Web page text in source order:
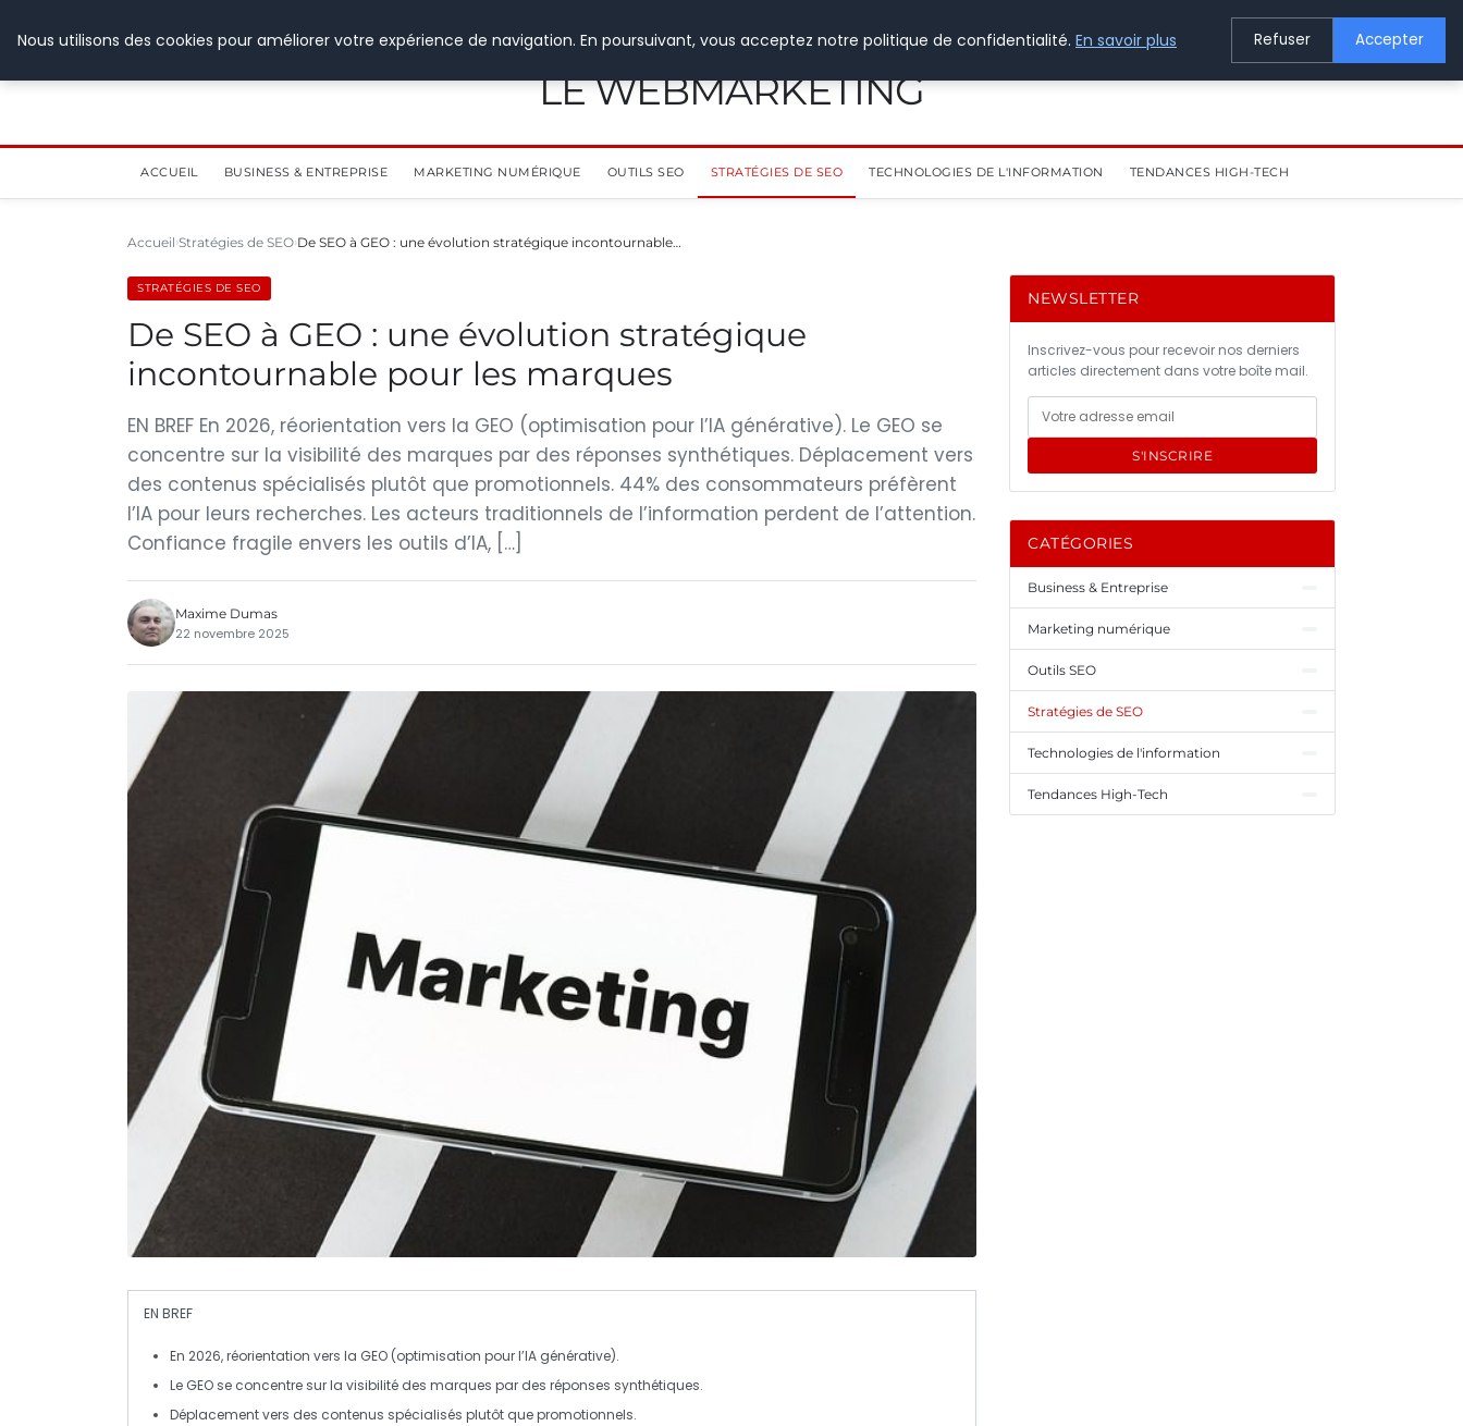
LE WEBMARKETING
ACCUEIL BUSINESS & ENTREPRISE MARKETING NUMÉRIQUE OUTILS SEO STRATÉGIES DE SEO TECHNOLOGIES DE L'INFORMATION TENDANCES HIGH-TECH
Accueil Stratégies de SEO De SEO à GEO : une évolution stratégique incontournable…
STRATÉGIES DE SEO
De SEO à GEO : une évolution stratégique
incontournable pour les marques
EN BREF En 2026, réorientation vers la GEO (optimisation pour l’IA générative). Le GEO se
concentre sur la visibilité des marques par des réponses synthétiques. Déplacement vers
des contenus spécialisés plutôt que promotionnels. 44% des consommateurs préfèrent
l’IA pour leurs recherches. Les acteurs traditionnels de l’information perdent de l’attention.
Confiance fragile envers les outils d’IA, […]
Maxime Dumas
22 novembre 2025
EN BREF
En 2026,réorientation vers la GEO (optimisation pour l’IA générative).
Le GEO se concentre sur la visibilité des marques par des réponses synthétiques.
Déplacement vers des contenus spécialisés plutôt quepromotionnels.
NEWSLETTER
Inscrivez-vous pour recevoir nos derniers
articles directement dans votre boîte mail.
S'INSCRIRE
CATÉGORIES
Business & Entreprise
Marketing numérique
Outils SEO
Stratégies de SEO
Technologies de l'information
Tendances High-Tech
Nous utilisons des cookies pour améliorer votre expérience de navigation. En poursuivant, vous acceptez notre politique de confidentialité. En savoir plus Refuser Accepter